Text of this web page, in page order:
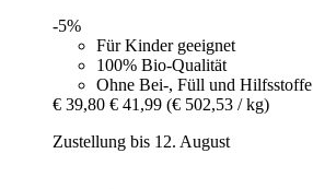
-5%
Für Kinder geeignet
100% Bio-Qualität
Ohne Bei-, Füll und Hilfsstoffe
€ 39,80 € 41,99 (€ 502,53 / kg)
Zustellung bis 12. August